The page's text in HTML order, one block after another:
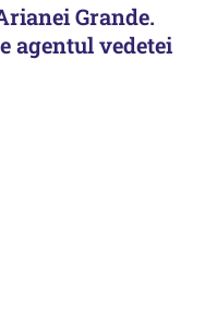
Grande.
agentul vedetei